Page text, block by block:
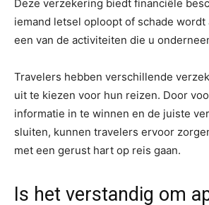
Deze verzekering biedt financiële
iemand letsel oploopt of schade
een van de activiteiten die u
Travelers hebben verschillende
uit te kiezen voor hun reizen. Door
informatie in te winnen en de juiste
sluiten, kunnen travelers ervoor
met een gerust hart op reis gaan.
Is het verstandig om